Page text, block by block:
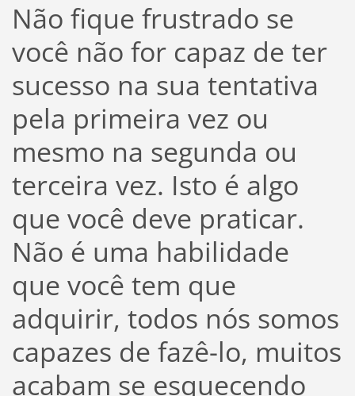
Não fique frustrado se
você não for capaz de ter
sucesso na sua tentativa
pela primeira vez ou
mesmo na segunda ou
terceira vez. Isto é algo
que você deve praticar.
Não é uma habilidade
que você tem que
adquirir, todos nós somos
capazes de fazê-lo, muitos
acabam se esquecendo